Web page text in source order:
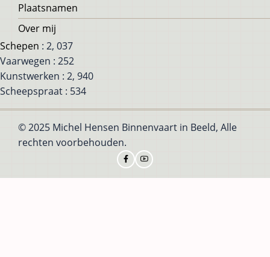
Plaatsnamen
Over mij
Schepen : 2, 037
Vaarwegen : 252
Kunstwerken : 2, 940
Scheepspraat : 534
© 2025 Michel Hensen Binnenvaart in Beeld, Alle
rechten voorbehouden.